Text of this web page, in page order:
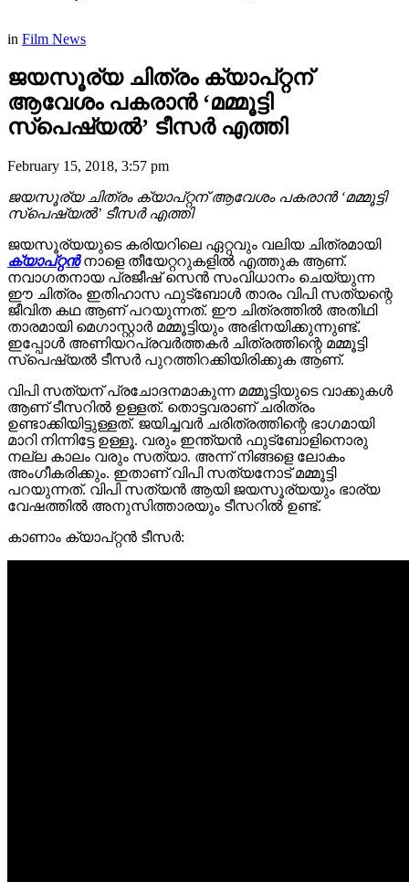
in Film News
ജയസൂര്യ ചിത്രം ക്യാപ്റ്റന്
ആവേശം പകരാൻ ‘മമ്മൂട്ടി
സ്പെഷ്യൽ’ ടീസർ എത്തി
February 15, 2018, 3:57 pm
ജയസൂര്യ ചിത്രം ക്യാപ്റ്റന് ആവേശം പകരാൻ ‘മമ്മൂട്ടി
സ്പെഷ്യൽ’ ടീസർ എത്തി
ജയസൂര്യയുടെ കരിയറിലെ ഏറ്റവും വലിയ ചിത്രമായി
ക്യാപ്റ്റൻനാളെ തീയേറ്ററുകളിൽ എത്തുക ആണ്.
നവാഗതനായ പ്രജീഷ് സെൻ സംവിധാനം ചെയ്യുന്ന
ഈ ചിത്രം ഇതിഹാസ ഫുട്ബോൾ താരം വിപി സത്യന്റെ
ജീവിത കഥ ആണ് പറയുന്നത്. ഈ ചിത്രത്തിൽ അതിഥി
താരമായി മെഗാസ്റ്റാർ മമ്മൂട്ടിയും അഭിനയിക്കുന്നുണ്ട്.
ഇപ്പോൾ അണിയറപ്രവർത്തകർ ചിത്രത്തിന്റെ മമ്മൂട്ടി
സ്പെഷ്യൽ ടീസർ പുറത്തിറക്കിയിരിക്കുക ആണ്.
വിപി സത്യന് പ്രചോദനമാകുന്ന മമ്മൂട്ടിയുടെ വാക്കുകൾ
ആണ് ടീസറിൽ ഉള്ളത്. തൊട്ടവരാണ് ചരിത്രം
ഉണ്ടാക്കിയിട്ടുള്ളത്. ജയിച്ചവർ ചരിത്രത്തിന്റെ ഭാഗമായി
മാറി നിന്നിട്ടേ ഉള്ളൂ. വരും ഇന്ത്യൻ ഫുട്ബോളിനൊരു
നല്ല കാലം വരും സത്യാ. അന്ന് നിങ്ങളെ ലോകം
അംഗീകരിക്കും. ഇതാണ് വിപി സത്യനോട് മമ്മൂട്ടി
പറയുന്നത്. വിപി സത്യൻ ആയി ജയസൂര്യയും ഭാര്യ
വേഷത്തിൽ അനുസിത്താരയും ടീസറിൽ ഉണ്ട്.
കാണാം ക്യാപ്റ്റൻ ടീസർ: